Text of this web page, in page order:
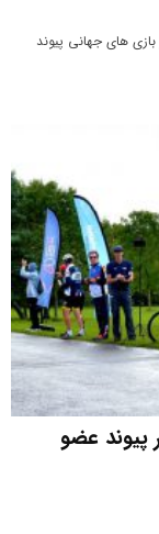
های جهانی پیوند
عضو